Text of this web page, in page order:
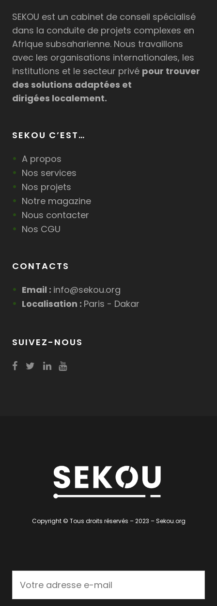
SEKOU est un cabinet de conseil spécialisé
dans la conduite de projets complexes en
Afrique subsaharienne. Nous travaillons
avec les organisations internationales, les
institutions et le secteur privé pour trouver
des solutions adaptées et
dirigées localement.
SEKOU C’EST…
A propos
Nos services
Nos projets
Notre magazine
Nous contacter
Nos CGU
CONTACTS
Email : info@sekou.org
Localisation : Paris - Dakar
SUIVEZ-NOUS
Copyright © Tous droits réservés – 2023 – Sekou.org